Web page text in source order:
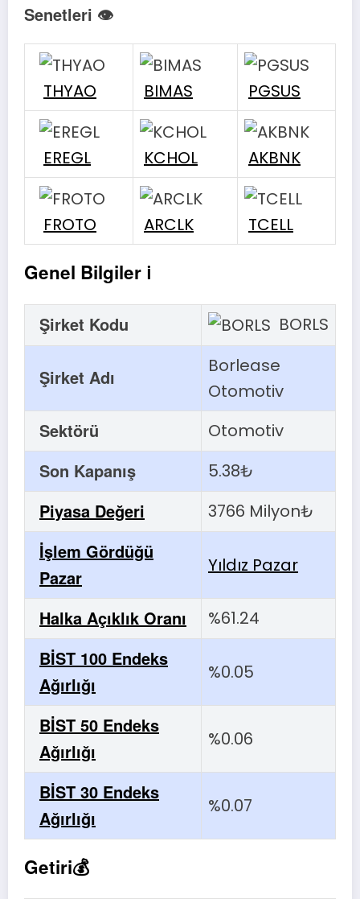
Senetleri 👁
THYAO BIMAS PGSUS
EREGL KCHOL AKBNK
FROTO ARCLK TCELL
Genel Bilgiler ℹ
Şirket Kodu BORLS
Şirket Adı
Borlease
Otomotiv
Sektörü Otomotiv
Son Kapanış 5.38₺
Piyasa Değeri 3766 Milyon₺
İşlem Gördüğü
Pazar
Yıldız Pazar
Halka Açıklık Oranı %61.24
BİST 100 Endeks
Ağırlığı
%0.05
BİST 50 Endeks
Ağırlığı
%0.06
BİST 30 Endeks
Ağırlığı
%0.07
Getiri💰